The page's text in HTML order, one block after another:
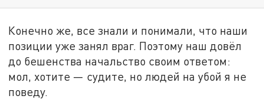
Конечно же, все знали и понимали, что наши
позиции уже занял враг. Поэтому наш довёл
до бешенства начальство своим ответом:
мол, хотите — судите, но людей на убой я не
поведу.